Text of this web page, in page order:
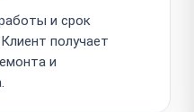
и срок
получает
и